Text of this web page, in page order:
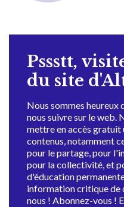
Pssstt,
du site
Nous sommes heureux
nous suivre sur le web.
mettre en accès gratuit
contenus, notamment
pour le partage, pour
pour la collectivité, et
d'éducation
information critique de
nous ! Abonnez-vous !